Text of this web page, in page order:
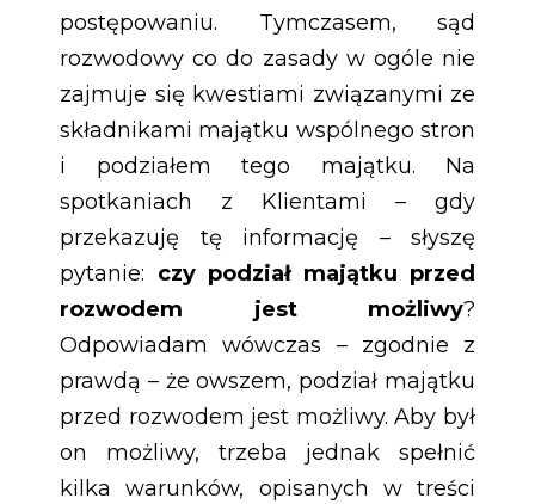
postępowaniu. Tymczasem, sąd
rozwodowy co do zasady w ogóle nie
zajmuje się kwestiami związanymi ze
składnikami majątku wspólnego stron
i podziałem tego majątku. Na
spotkaniach z Klientami – gdy
przekazuję tę informację – słyszę
pytanie: czy podział majątku przed
rozwodem jest możliwy?
Odpowiadam wówczas – zgodnie z
prawdą – że owszem, podział majątku
przed rozwodem jest możliwy. Aby był
on możliwy, trzeba jednak spełnić
kilka warunków, opisanych w treści